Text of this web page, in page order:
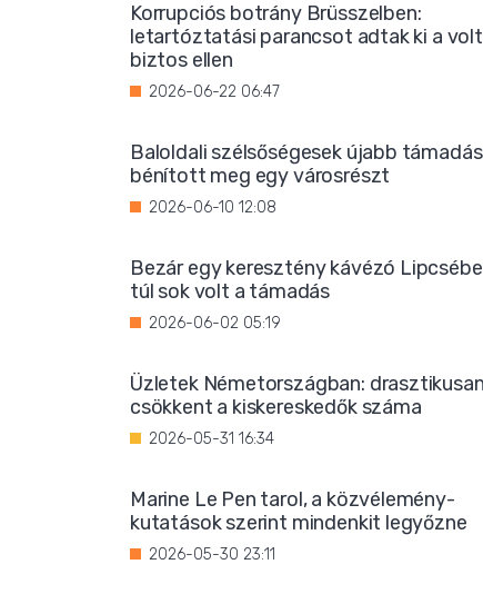
Korrupciós botrány Brüsszelben:
letartóztatási parancsot adtak ki a volt
biztos ellen
2026-06-22 06:47
Baloldali szélsőségesek újabb
bénított meg egy városrészt
2026-06-10 12:08
Bezár egy keresztény kávézó
túl sok volt a támadás
2026-06-02 05:19
Üzletek Németországban: drasztikusan
csökkent a kiskereskedők száma
2026-05-31 16:34
Marine Le Pen tarol, a közvélemény-
kutatások szerint mindenkit legyőzne
2026-05-30 23:11